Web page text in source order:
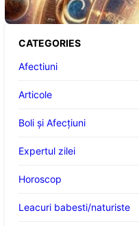
CATEGORIES
Afectiuni
Articole
Boli și Afecțiuni
Expertul zilei
Horoscop
Leacuri babesti/naturiste